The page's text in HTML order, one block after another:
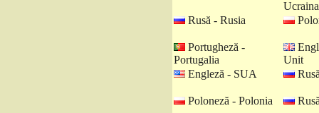
Ucraina
Rusă - Rusia
Portugheză -
Portugalia
Unit
Engleză - SUA
Poloneză - Polonia